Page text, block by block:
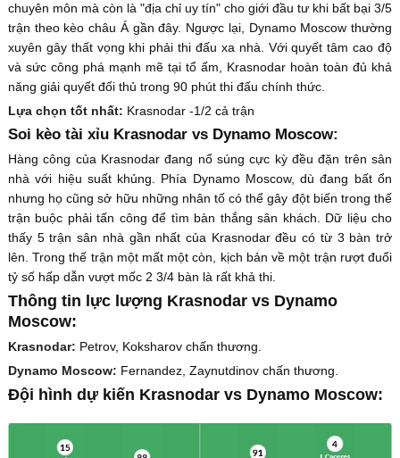
chuyên môn mà còn là "địa chỉ uy tín" cho giới đầu tư khi bất bại 3/5
trận theo kèo châu Á gần đây. Ngược lại, Dynamo Moscow thường
xuyên gây thất vọng khi phải thi đấu xa nhà. Với quyết tâm cao độ
và sức công phá mạnh mẽ tại tổ ấm, Krasnodar hoàn toàn đủ khả
năng giải quyết đối thủ trong 90 phút thi đấu chính thức.
Lựa chọn tốt nhất: Krasnodar -1/2 cả trận
Soi kèo tài xỉu Krasnodar vs Dynamo Moscow:
Hàng công của Krasnodar đang nổ súng cực kỳ đều đặn trên sân
nhà với hiệu suất khủng. Phía Dynamo Moscow, dù đang bất ổn
nhưng họ cũng sở hữu những nhân tố có thể gây đột biến trong thế
trận buộc phải tấn công để tìm bàn thắng sân khách. Dữ liệu cho
thấy 5 trận sân nhà gần nhất của Krasnodar đều có từ 3 bàn trở
lên. Trong thế trận một mất một còn, kịch bản về một trận rượt đuổi
tỷ số hấp dẫn vượt mốc 2 3/4 bàn là rất khả thi.
Thông tin lực lượng Krasnodar vs Dynamo
Moscow:
Krasnodar: Petrov, Koksharov chấn thương.
Dynamo Moscow: Fernandez, Zaynutdinov chấn thương.
Đội hình dự kiến Krasnodar vs Dynamo Moscow: